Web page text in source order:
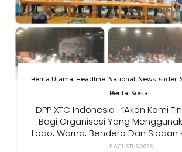
Berita Utama Headline National News slider
Berita Sosial
DPP XTC Indonesia : “Akan Kami
Bagi Organisasi Yang
Logo, Warna, Bendera Dan Slogan
Izin”
5 AGUSTUS 2026